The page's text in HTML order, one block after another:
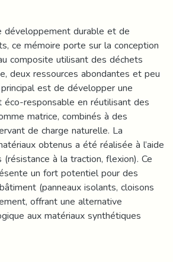
développement durable et de
ce mémoire porte sur la conception
composite utilisant des déchets
deux ressources abondantes et peu
est de développer une
responsable en réutilisant des
matrice, combinés à des
de charge naturelle. La
obtenus a été réalisée à l’aide
à la traction, flexion). Ce
un fort potentiel pour des
(panneaux isolants, cloisons
offrant une alternative
aux matériaux synthétiques